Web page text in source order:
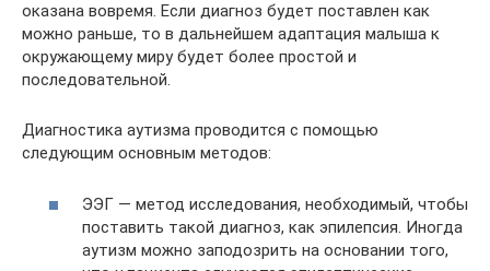
оказана вовремя. Если диагноз будет поставлен как
можно раньше, то в дальнейшем адаптация малыша к
окружающему миру будет более простой и
последовательной.
Диагностика аутизма проводится с помощью
следующим основным методов:
ЭЭГ — метод исследования, необходимый, чтобы
поставить такой диагноз, как эпилепсия. Иногда
аутизм можно заподозрить на основании того,